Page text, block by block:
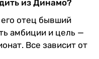
из Динамо?
отец бывший
амбиции и цель —
Все зависит от